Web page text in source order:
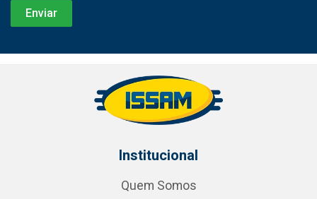
Institucional
Quem Somos